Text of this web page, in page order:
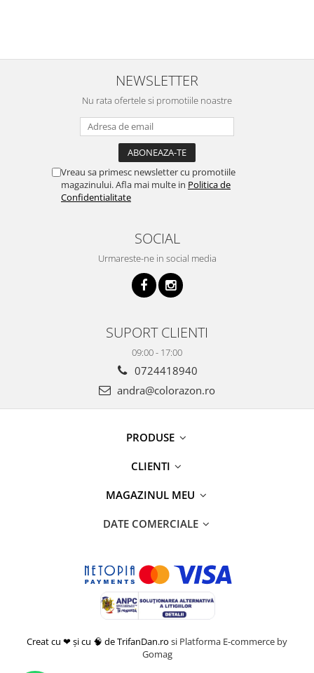
NEWSLETTER
Nu rata ofertele si promotiile noastre
Vreau sa primesc newsletter cu promotiile
magazinului. Afla mai multe in Politica de
Confidentialitate
SOCIAL
Urmareste-ne in social media
SUPORT CLIENTI
09:00 - 17:00
0724418940
andra@colorazon.ro
PRODUSE
CLIENTI
MAGAZINUL MEU
DATE COMERCIALE
Creat cu ❤ și cu 🧠 de TrifanDan.ro si Platforma E-commerce by
Gomag